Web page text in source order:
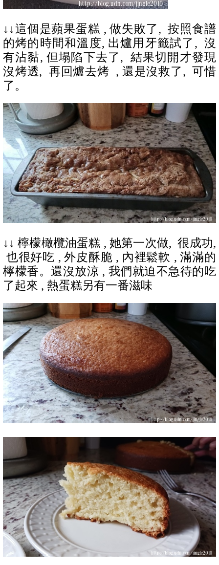
↓↓這個是蘋果蛋糕 , 做失敗了, 按照食譜
的烤的時間和溫度, 出爐用牙籤試了, 沒
有沾黏, 但塌陷下去了, 結果切開才發現
沒烤透, 再回爐去烤 , 還是沒救了, 可惜
了。
↓↓ 檸檬橄欖油蛋糕 , 她第一次做, 很成功,
也很好吃 , 外皮酥脆 , 內裡鬆軟 , 滿滿的
檸檬香。還沒放涼 , 我們就迫不急待的吃
了起來 , 熱蛋糕另有一番滋味